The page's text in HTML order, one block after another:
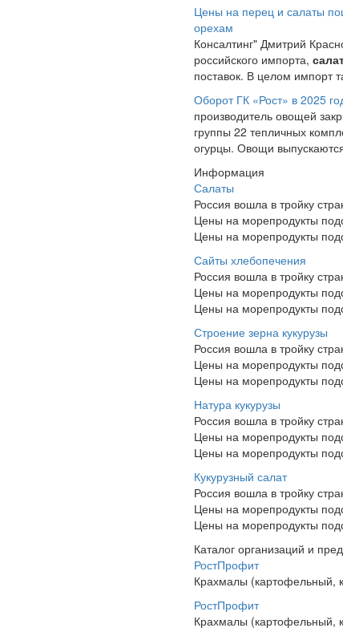
Цены на перец и салаты
орехам
Консалтинг" Дмитрий
российского импорта,
поставок. В целом импорт
Оборот ГК «Рост» в 2025
производитель овощей
группы 22 тепличных
огурцы. Овощи
Информация
Салаты
Россия вошла в тройку
Цены на морепродукты
Цены на морепродукты
Сайты хлебопечения
Россия вошла в тройку
Цены на морепродукты
Цены на морепродукты
Строение зерна кукурузы
Россия вошла в тройку
Цены на морепродукты
Цены на морепродукты
Натура кукурузы
Россия вошла в тройку
Цены на морепродукты
Цены на морепродукты
Кукурузный салат
Россия вошла в тройку
Цены на морепродукты
Цены на морепродукты
Каталог организаций и
РостПрофит
Крахмалы (картофельный,
РостПрофит
Крахмалы (картофельный,